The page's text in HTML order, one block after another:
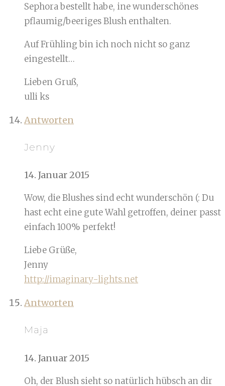
Sephora bestellt habe, ine wunderschönes
pflaumig/beeriges Blush enthalten.
Auf Frühling bin ich noch nicht so ganz
eingestellt…
Lieben Gruß,
ulli ks
Antworten
Jenny
14. Januar 2015
Wow, die Blushes sind echt wunderschön (: Du
hast echt eine gute Wahl getroffen, deiner passt
einfach 100% perfekt!
Liebe Grüße,
Jenny
http://imaginary-lights.net
Antworten
Maja
14. Januar 2015
Oh, der Blush sieht so natürlich hübsch an dir